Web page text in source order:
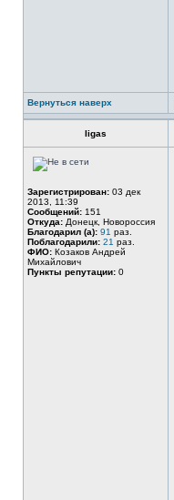
Вернуться наверх
ligas
Зарегистрирован: 03 дек
2013, 11:39
Сообщений: 151
Откуда: Донецк, Новороссия
Благодарил (а): 91 раз.
Поблагодарили: 21 раз.
ФИО: Козаков Андрей
Михайлович
Пункты репутации: 0